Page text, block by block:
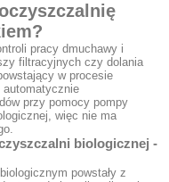
pracy dmuchawy i
filtracyjnych czy dolania
w procesie
przy pomocy pompy
więc nie ma
biologicznej -
powstały z